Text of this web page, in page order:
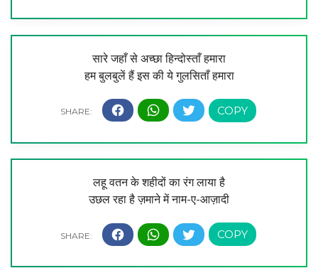
सारे जहाँ से अच्छा हिन्दोस्ताँ हमारा
हम बुलबुलें हैं इस की ये गुलसिताँ हमारा
लहू वतन के शहीदों का रंग लाया है
उछल रहा है ज़माने में नाम-ए-आज़ादी